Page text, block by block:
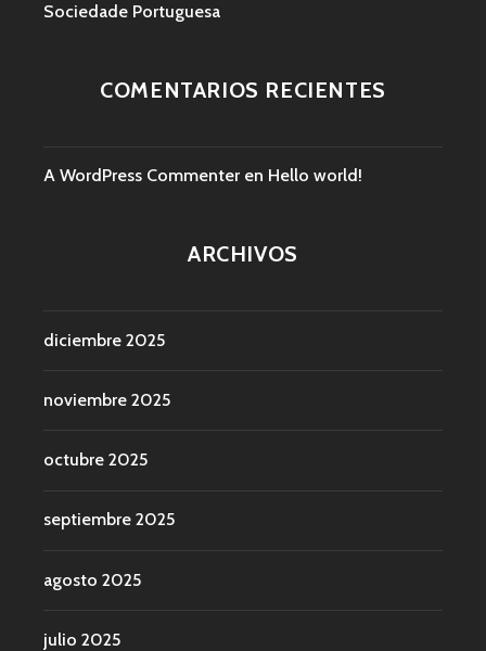
Sociedade Portuguesa
COMENTARIOS RECIENTES
A WordPress Commenter en Hello world!
ARCHIVOS
diciembre 2025
noviembre 2025
octubre 2025
septiembre 2025
agosto 2025
julio 2025